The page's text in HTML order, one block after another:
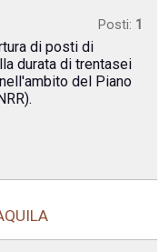
Posti: 1
di posti di
durata di trentasei
del Piano